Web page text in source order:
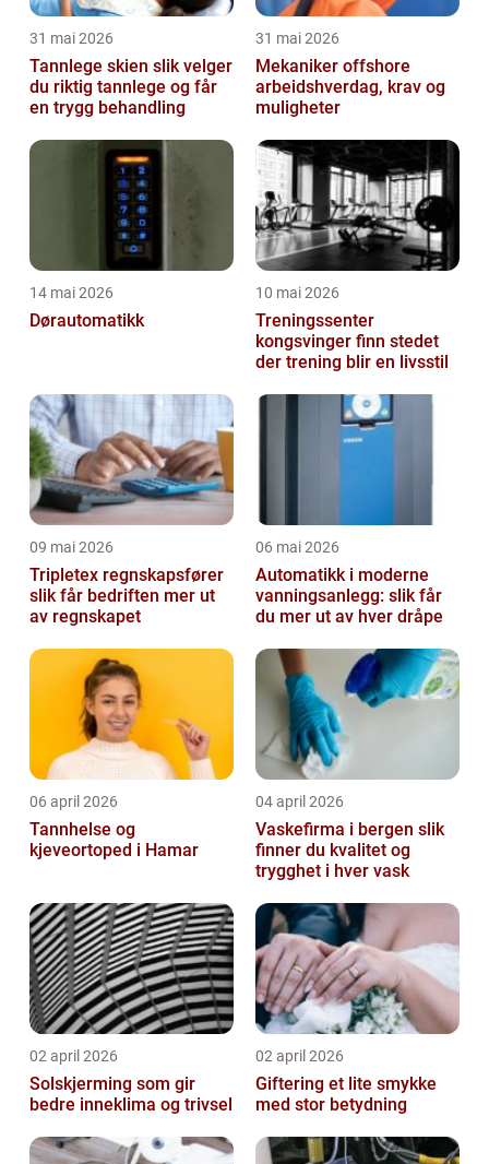
31 mai 2026
Tannlege skien slik velger
du riktig tannlege og får
en trygg behandling
31 mai 2026
Mekaniker offshore
arbeidshverdag, krav og
muligheter
14 mai 2026
Dørautomatikk
10 mai 2026
Treningssenter
kongsvinger finn stedet
der trening blir en livsstil
09 mai 2026
Tripletex regnskapsfører
slik får bedriften mer ut
av regnskapet
06 mai 2026
Automatikk i moderne
vanningsanlegg: slik får
du mer ut av hver dråpe
06 april 2026
Tannhelse og
kjeveortoped i Hamar
04 april 2026
Vaskefirma i bergen slik
finner du kvalitet og
trygghet i hver vask
02 april 2026
Solskjerming som gir
bedre inneklima og trivsel
02 april 2026
Giftering et lite smykke
med stor betydning